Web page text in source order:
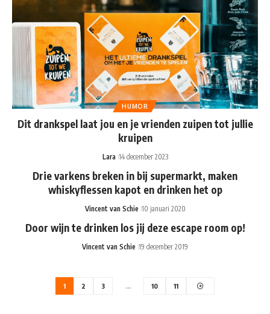
HUMOR
Dit drankspel laat jou en je vrienden zuipen tot jullie
kruipen
Lara 14 december 2023
Drie varkens breken in bij supermarkt, maken
whiskyflessen kapot en drinken het op
Vincent van Schie 10 januari 2020
Door wijn te drinken los jij deze escape room op!
Vincent van Schie 19 december 2019
1 2 3 … 10 11